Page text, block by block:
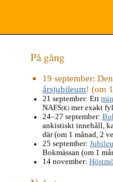
På gång
19 september:
årsjubileum! (om
21 september: Ett
NAFS(K) mer exakt
24–27 september:
ankistiskt innehåll,
där (om 1 månad, 2
25 september:
Bokmässan (om 1
14 november: